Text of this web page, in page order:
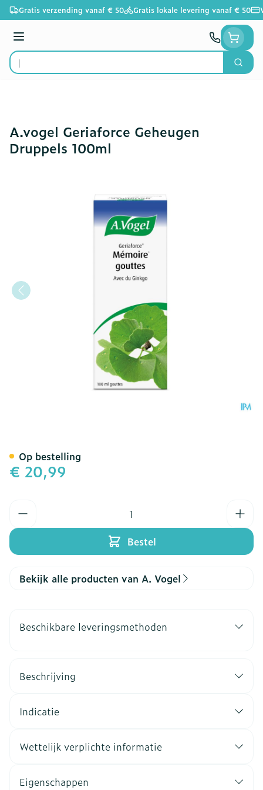
Ga naar de inhoud
Gratis verzending vanaf € 50 Gratis lokale levering vanaf € 50
Menu
Product, merk, categorie...
Zoek
A.vogel Geriaforce Geheugen
Druppels 100ml
€ 20,99
Bestel
Op bestelling
Bekijk alle producten van A. Vogel
Beschikbare leveringsmethoden
Beschrijving
Indicatie
Wettelijk verplichte informatie
Eigenschappen